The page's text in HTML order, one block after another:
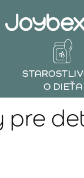
O DIEŤA